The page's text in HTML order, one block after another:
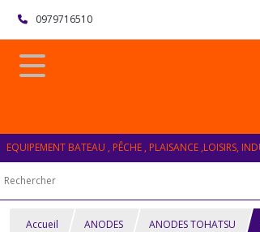
0979716510
EQUIPEMENT BATEAU , PÊCHE , PLAISANCE ,LOISIRS,
Accueil ANODES ANODES TOHATSU